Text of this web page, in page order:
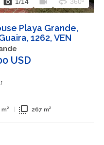
1/14 360º
Playa Grande,
1262, VEN
USD
flip_to_front 267 m²